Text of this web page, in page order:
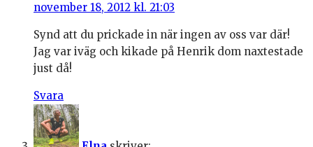
november 18, 2012 kl. 21:03
Synd att du prickade in när ingen av oss var där!
Jag var iväg och kikade på Henrik dom naxtestade
just då!
Svara